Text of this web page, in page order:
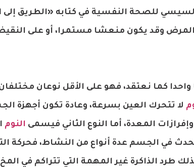
للصحة النفسية في كتابه «الطريق إلى
وقد يكون منعشا مستمرا، أو على
كما نعتقد، فهو على الأقل نوعان
لا تتحرك العين بسرعة، وعادة تكون أجهزة
المعدة، أما النوع الثاني فيسمى النوم
في الجسم عدة أنواع من النشاط، فحركة
طرد الذاكرة غير المهمة التي تتراكم في